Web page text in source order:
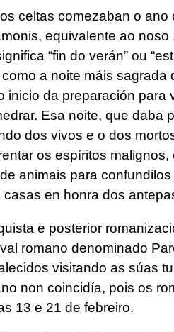
celtas comezaban o
equivalente ao
“fin do verán” ou
a noite máis
inicio da preparación
Esa noite, que daba
dos vivos e o dos
os espíritos
animais para
casas en honra dos
e posterior
romano denominado
visitando as súas
non coincidía, pois os
13 e 21 de febreiro.